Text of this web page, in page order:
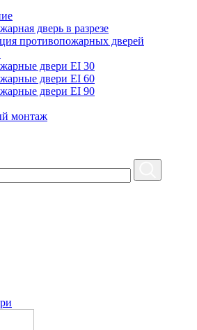
дверь в разрезе
противопожарных дверей
двери EI 30
двери EI 60
двери EI 90
монтаж